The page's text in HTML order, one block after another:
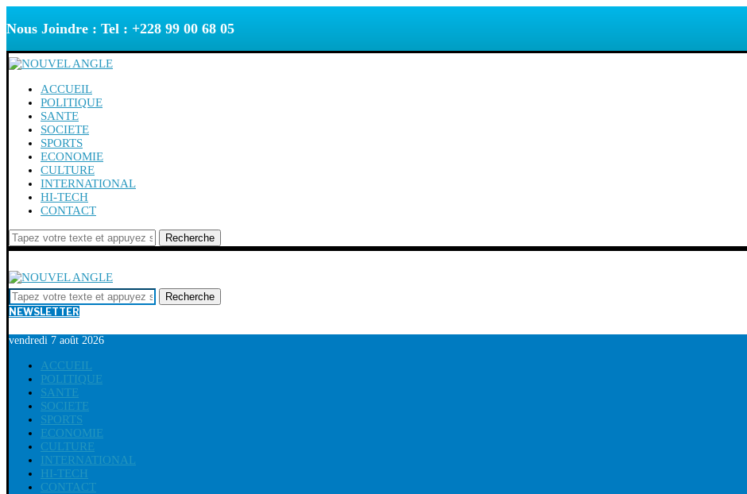
Nous Joindre : Tel : +228 99 00 68 05
ACCUEIL
POLITIQUE
SANTE
SOCIETE
SPORTS
ECONOMIE
CULTURE
INTERNATIONAL
HI-TECH
CONTACT
Recherche
Recherche
NEWSLETTER
vendredi 7 août 2026
ACCUEIL
POLITIQUE
SANTE
SOCIETE
SPORTS
ECONOMIE
CULTURE
INTERNATIONAL
HI-TECH
CONTACT